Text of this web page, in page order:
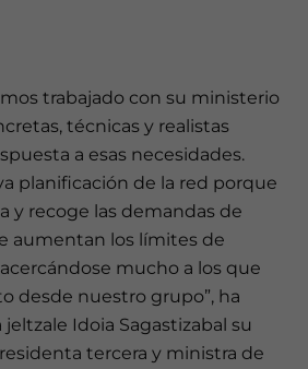
trabajado con su ministerio
técnicas y realistas
a esas necesidades.
planificación de la red porque
y recoge las demandas de
aumentan los límites de
mucho a los que
desde nuestro grupo”, ha
Idoia Sagastizabal su
tercera y ministra de